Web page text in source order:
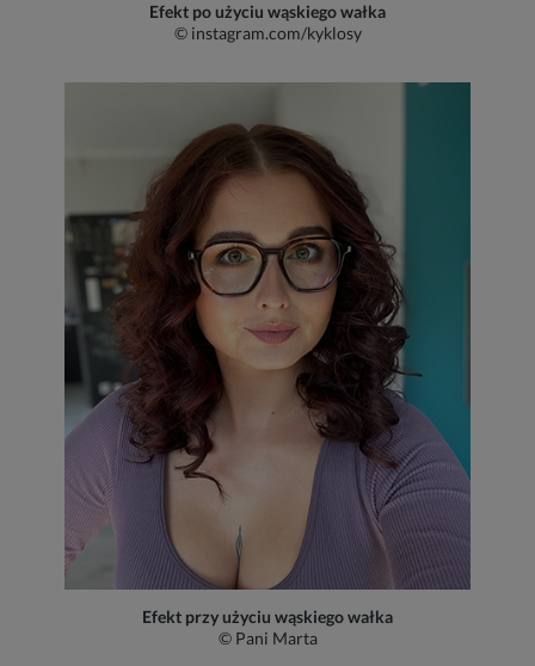
Efekt po użyciu wąskiego wałka
© instagram.com/kyklosy
Efekt przy użyciu wąskiego wałka
© Pani Marta